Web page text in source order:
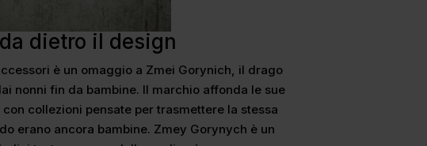
dietro il design
è un omaggio a Zmei Gorynich, il drago
nonni fin da bambine. Il marchio affonda le sue
collezioni pensate per trasmettere la stessa
erano ancora bambine. Zmey Gorynych è un